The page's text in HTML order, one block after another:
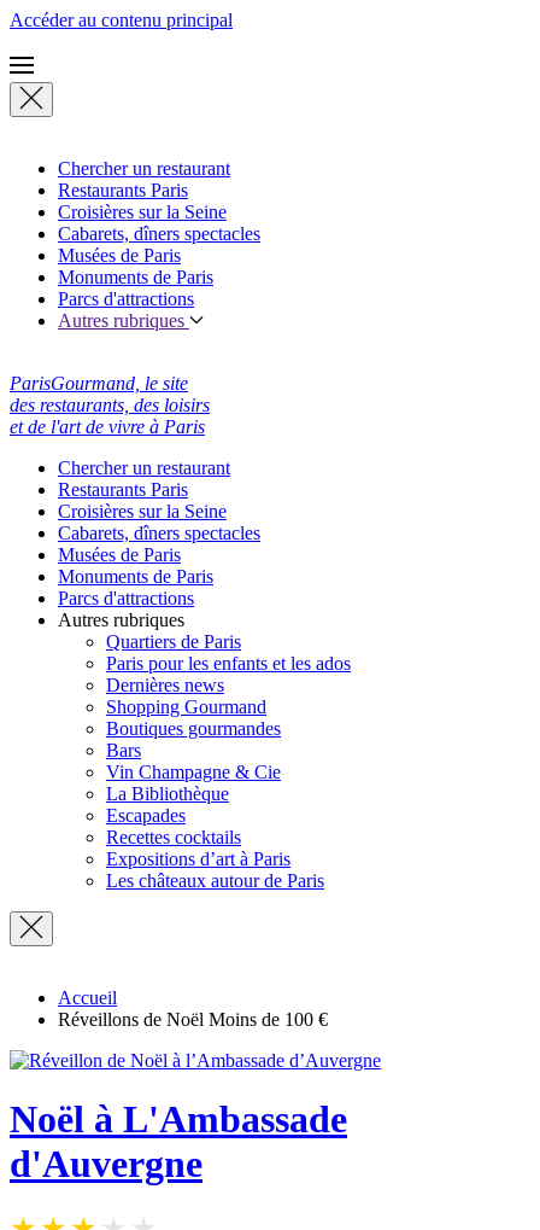
Accéder au contenu principal
Chercher un restaurant
Restaurants Paris
Croisières sur la Seine
Cabarets, dîners spectacles
Musées de Paris
Monuments de Paris
Parcs d'attractions
Autres rubriques
ParisGourmand, le site
des restaurants, des loisirs
et de l'art de vivre à Paris
Chercher un restaurant
Restaurants Paris
Croisières sur la Seine
Cabarets, dîners spectacles
Musées de Paris
Monuments de Paris
Parcs d'attractions
Autres rubriques
Quartiers de Paris
Paris pour les enfants et les ados
Dernières news
Shopping Gourmand
Boutiques gourmandes
Bars
Vin Champagne & Cie
La Bibliothèque
Escapades
Recettes cocktails
Expositions d’art à Paris
Les châteaux autour de Paris
Accueil
Réveillons de Noël Moins de 100 €
Noël à L'Ambassade
d'Auvergne